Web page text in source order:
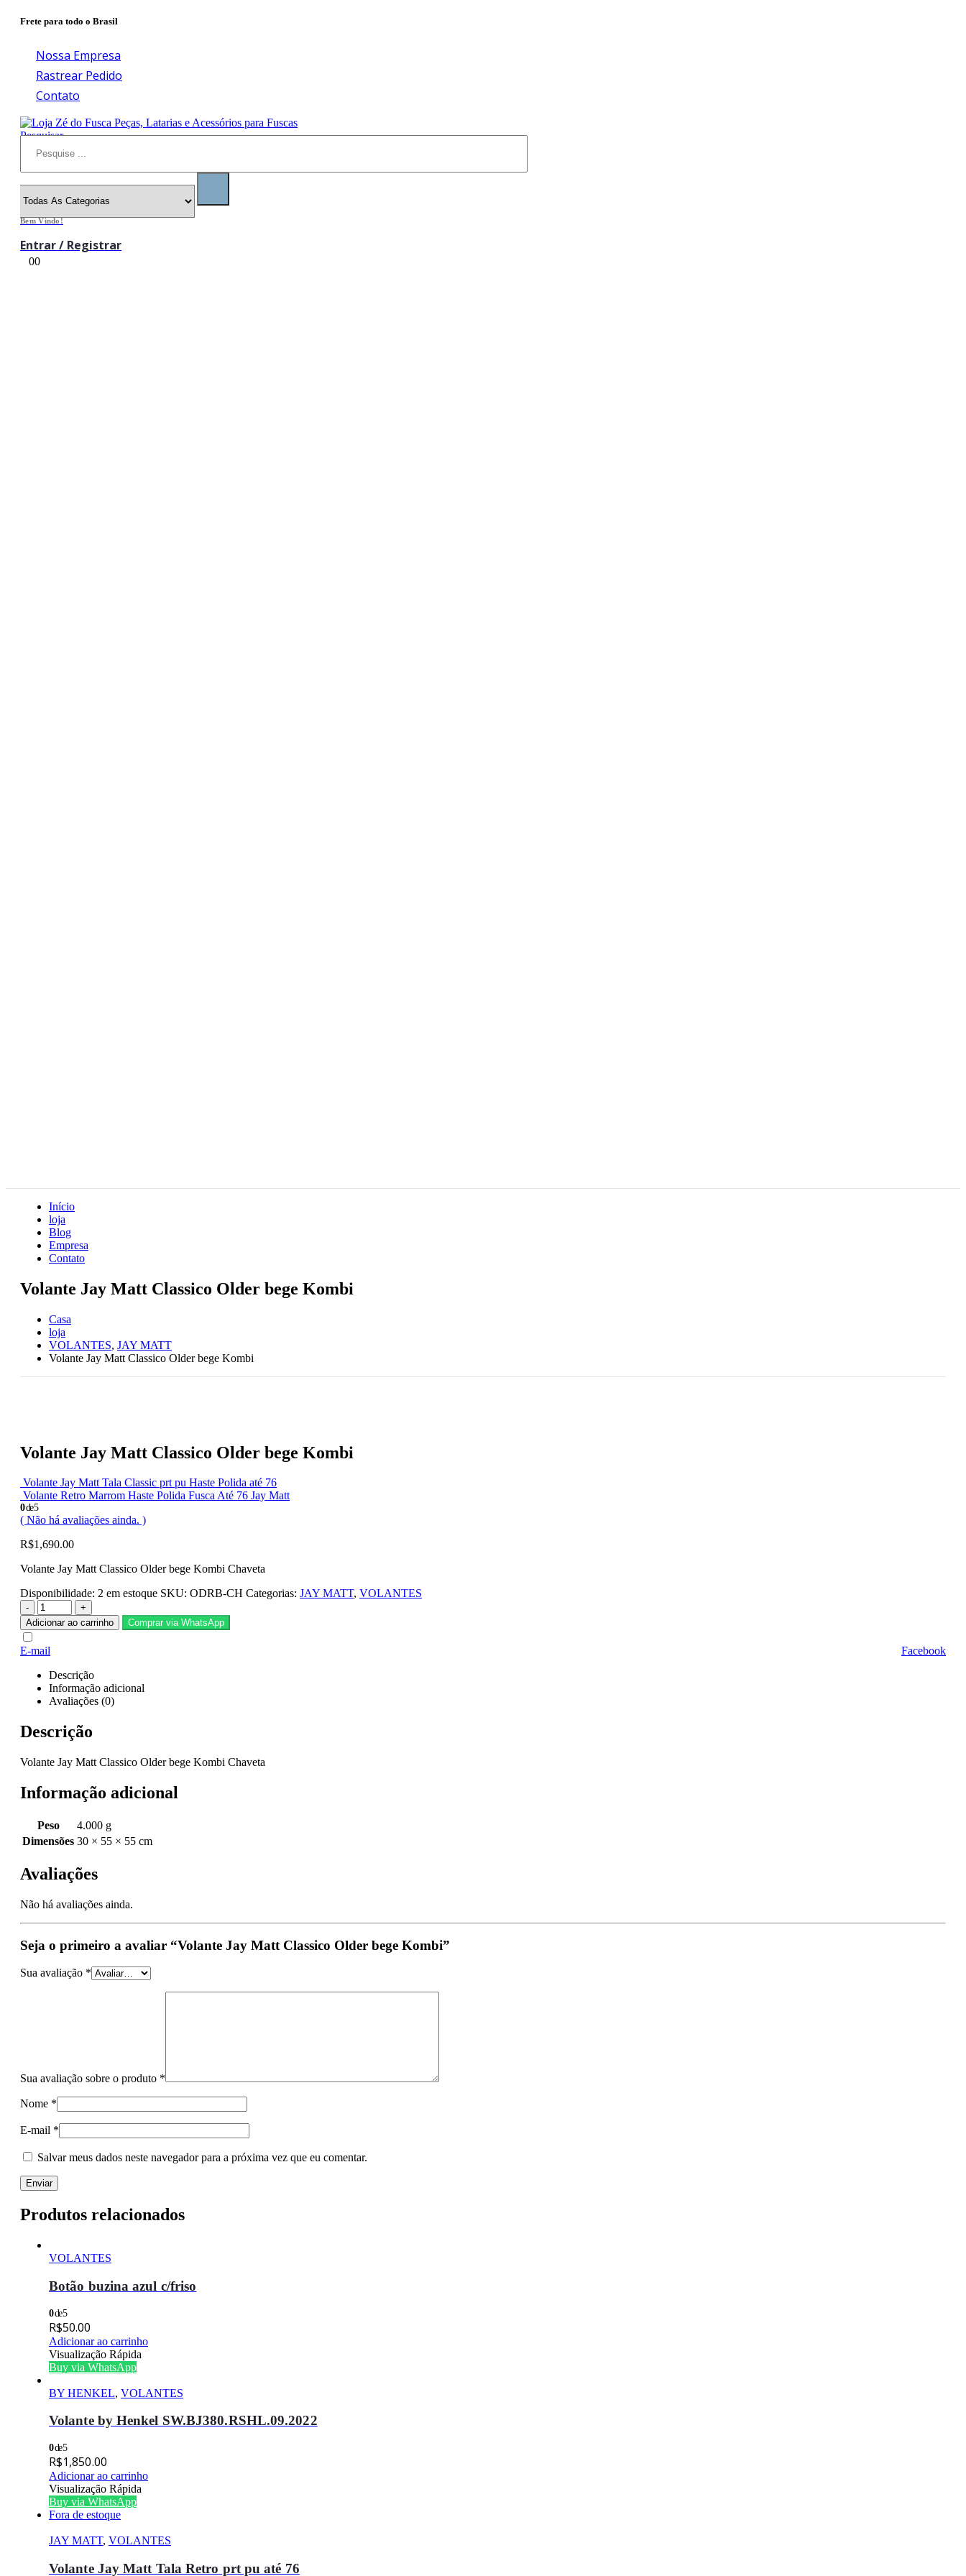
Frete para todo o Brasil
Nossa Empresa
Rastrear Pedido
Contato
Pesquisar
Bem Vindo!
Entrar / Registrar
00
Início
loja
Blog
Empresa
Contato
Volante Jay Matt Classico Older bege Kombi
Casa
loja
VOLANTES, JAY MATT
Volante Jay Matt Classico Older bege Kombi
Volante Jay Matt Classico Older bege Kombi
Volante Jay Matt Tala Classic prt pu Haste Polida até 76
Volante Retro Marrom Haste Polida Fusca Até 76 Jay Matt
0de 5
( Não há avaliações ainda. )
R$1,690.00
Volante Jay Matt Classico Older bege Kombi Chaveta
Disponibilidade: 2 em estoque SKU: ODRB-CH Categorias: JAY MATT, VOLANTES
-
+
Adicionar ao carrinho
Comprar via WhatsApp
Facebook
E-mail
Descrição
Informação adicional
Avaliações (0)
Descrição
Volante Jay Matt Classico Older bege Kombi Chaveta
Informação adicional
Peso
4.000 g
Dimensões 30 × 55 × 55 cm
Avaliações
Não há avaliações ainda.
Seja o primeiro a avaliar “Volante Jay Matt Classico Older bege Kombi”
Sua avaliação *
Sua avaliação sobre o produto *
Nome *
E-mail *
Salvar meus dados neste navegador para a próxima vez que eu comentar.
Produtos relacionados
VOLANTES
Botão buzina azul c/friso
0de 5
R$50.00
Adicionar ao carrinho
Visualização Rápida
Buy via WhatsApp
BY HENKEL, VOLANTES
Volante by Henkel SW.BJ380.RSHL.09.2022
0de 5
R$1,850.00
Adicionar ao carrinho
Visualização Rápida
Buy via WhatsApp
Fora de estoque
JAY MATT, VOLANTES
Volante Jay Matt Tala Retro prt pu até 76